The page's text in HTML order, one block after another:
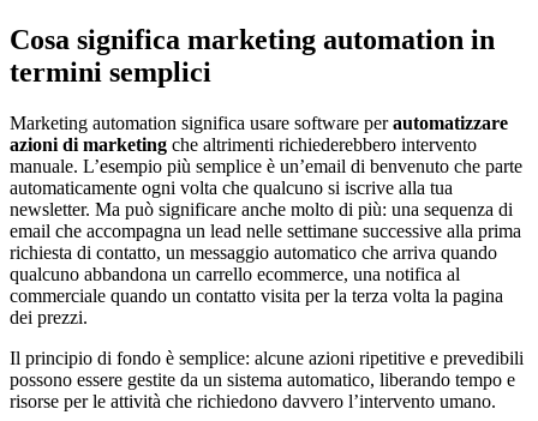
Cosa significa marketing automation in
termini semplici
Marketing automation significa usare software perautomatizzare
azioni di marketing che altrimenti richiederebbero intervento
manuale. L’esempio più semplice è un’email di benvenuto che parte
automaticamente ogni volta che qualcuno si iscrive alla tua
newsletter. Ma può significare anche molto di più: una sequenza di
email che accompagna un lead nelle settimane successive alla prima
richiesta di contatto, un messaggio automatico che arriva quando
qualcuno abbandona un carrello ecommerce, una notifica al
commerciale quando un contatto visita per la terza volta la pagina
dei prezzi.
Il principio di fondo è semplice: alcune azioni ripetitive e prevedibili
possono essere gestite da un sistema automatico, liberando tempo e
risorse per le attività che richiedono davvero l’intervento umano.